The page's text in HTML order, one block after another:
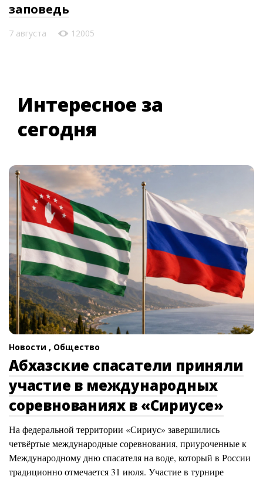
заповедь
7 августа 12005
Интересное за
сегодня
Новости , Общество
Абхазские спасатели приняли
участие в международных
соревнованиях в «Сириусе»
На федеральной территории «Сириус» завершились
четвёртые международные соревнования, приуроченные к
Международному дню спасателя на воде, который в России
традиционно отмечается 31 июля. Участие в турнире